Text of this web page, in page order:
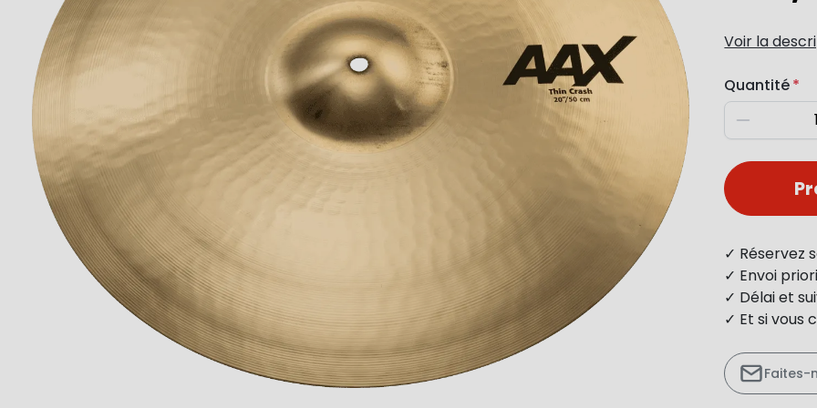
Voir la
Quantité
Diminuer
✓ Réservez
✓ Envoi
✓ Délai et
✓ Et si vous
Faites-